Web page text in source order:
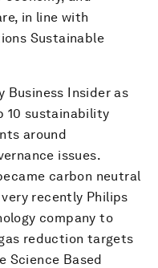
in line with
Sustainable
Business Insider as
10 sustainability
around
issues.
carbon neutral
recently Philips
company to
reduction targets
Science Based